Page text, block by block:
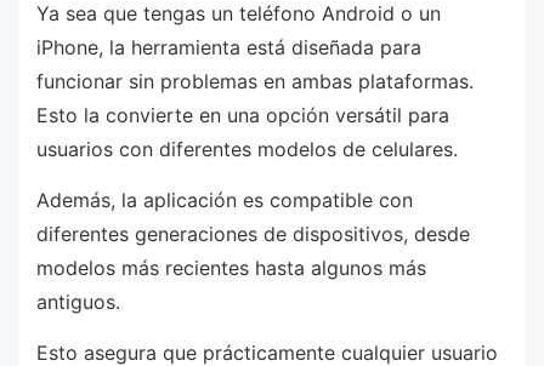
Ya sea que tengas un teléfono Android o un
iPhone, la herramienta está diseñada para
funcionar sin problemas en ambas plataformas.
Esto la convierte en una opción versátil para
usuarios con diferentes modelos de celulares.
Además, la aplicación es compatible con
diferentes generaciones de dispositivos, desde
modelos más recientes hasta algunos más
antiguos.
Esto asegura que prácticamente cualquier usuario